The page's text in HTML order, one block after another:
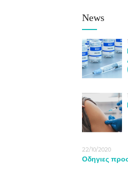
News
22/10/2020
Οδηγιες